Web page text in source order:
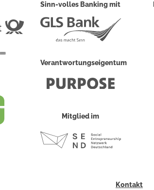
Deutsche
Sinn-volles Banking mit
Verantwortungseigentum
Mitglied im
Kontakt